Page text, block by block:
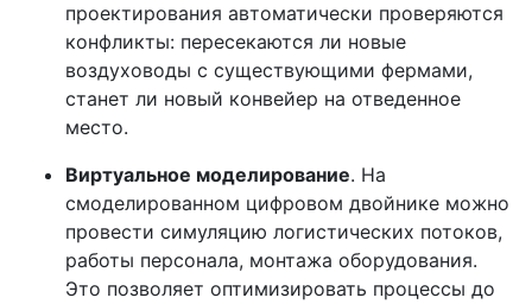
проектирования автоматически проверяются
конфликты: пересекаются ли новые
воздуховоды с существующими фермами,
станет ли новый конвейер на отведенное
место.
Виртуальное моделирование. На
смоделированном цифровом двойнике можно
провести симуляцию логистических потоков,
работы персонала, монтажа оборудования.
Это позволяет оптимизировать процессы до